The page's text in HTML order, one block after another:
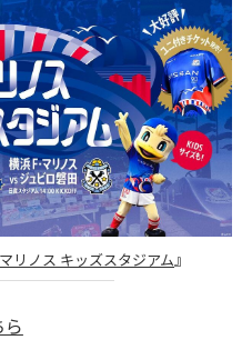
リノス キッズスタジアム』
ら